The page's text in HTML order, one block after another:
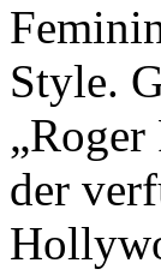
Style.
der